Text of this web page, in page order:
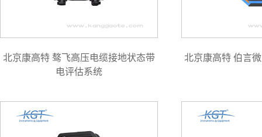
北京康高特 骜飞高压电缆接地状态带
电评估系统
北京康高特 伯言